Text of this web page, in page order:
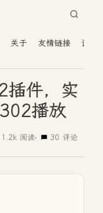
关于 友情链接 读者
插件，实
播放
1.2k 阅读 30 评论